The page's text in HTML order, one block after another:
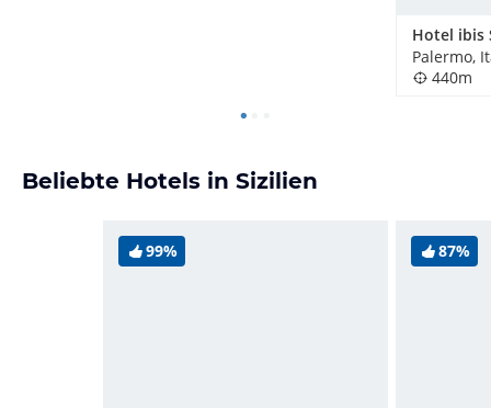
Palermo,
440m
Beliebte Hotels in Sizilien
99% 87%